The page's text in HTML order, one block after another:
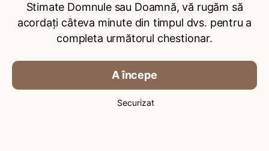
Stimate Domnule sau Doamnă, vă rugăm să
acordați câteva minute din timpul dvs. pentru a
completa următorul chestionar.
A începe
Securizat